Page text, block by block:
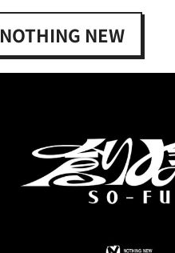
NOTHING NEW